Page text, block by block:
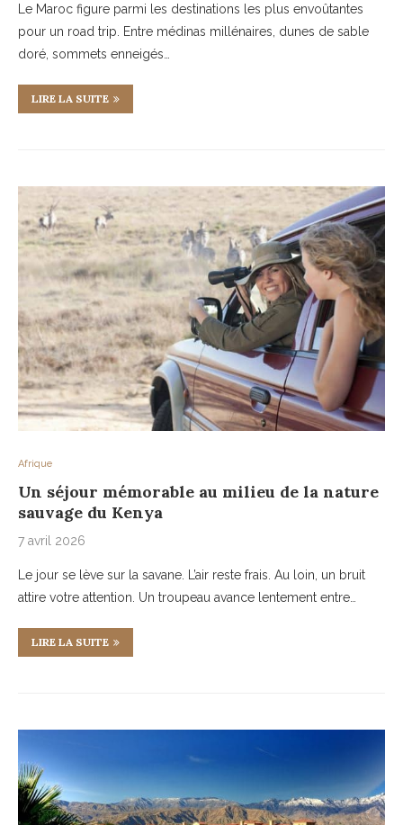
Le Maroc figure parmi les destinations les plus envoûtantes
pour un road trip. Entre médinas millénaires, dunes de sable
doré, sommets enneigés…
LIRE LA SUITE
Afrique
Un séjour mémorable au milieu de la nature
sauvage du Kenya
7 avril 2026
Le jour se lève sur la savane. L’air reste frais. Au loin, un bruit
attire votre attention. Un troupeau avance lentement entre…
LIRE LA SUITE